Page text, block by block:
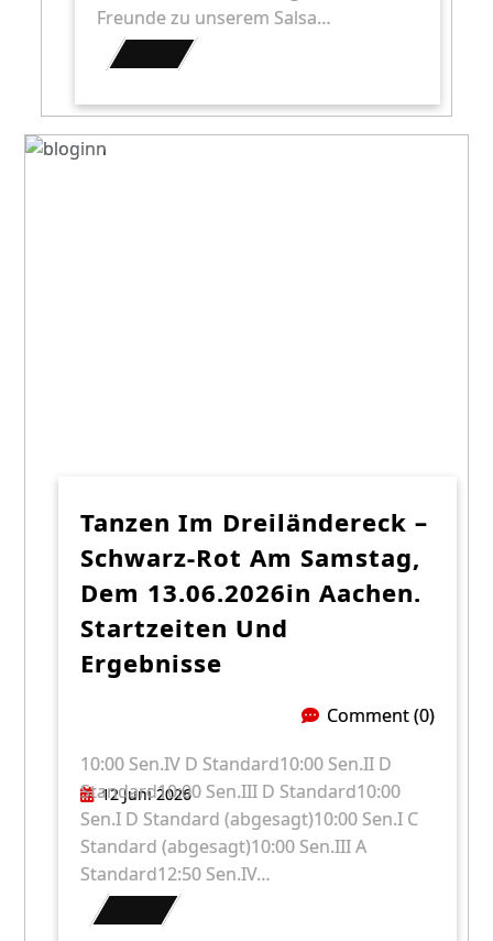
Freunde zu unserem Salsa…
Tanzen Im Dreiländereck –
Schwarz-Rot Am Samstag,
Dem 13.06.2026in Aachen.
Startzeiten Und
Ergebnisse
12 Juni 2026
Comment (0)
10:00 Sen.IV D Standard10:00 Sen.II D
Standard10:00 Sen.III D Standard10:00
Sen.I D Standard (abgesagt)10:00 Sen.I C
Standard (abgesagt)10:00 Sen.III A
Standard12:50 Sen.IV…